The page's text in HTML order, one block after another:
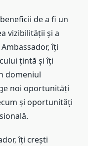
de a fi un
vizibilității și a
îți
țintă și îți
domeniul
noi oportunități
și oportunități
îți crești